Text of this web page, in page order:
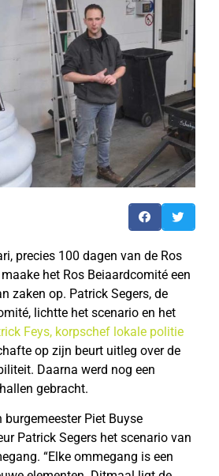
precies 100 dagen van de Ros
het Ros Beiaardcomité een
zaken op. Patrick Segers, de
lichtte het scenario en het
Feys, korpschef lokale politie
op zijn beurt uitleg over de
Daarna werd nog een
gebracht.
Piet Buyse
Patrick Segers het scenario van
“Elke ommegang is een